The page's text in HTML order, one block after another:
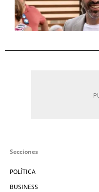
Secciones
POLÍTICA
BUSINESS